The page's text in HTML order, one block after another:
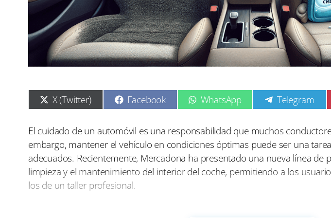
C
o
p
a
r
t
i
r
e
n
X (Twitter) C
o
p
a
r
t
i
r
e
n
Facebook C
o
p
a
r
t
i
r
WhatsApp C
o
p
a
r
t
i
r
Telegram
El cuidado de un automóvil es una responsabilidad que muchos
embargo, mantener el vehículo en condiciones óptimas puede ser una
adecuados. Recientemente, Mercadona ha presentado una nueva línea de
limpieza y el mantenimiento del interior del coche, permitiendo a los
los de un taller profesional.